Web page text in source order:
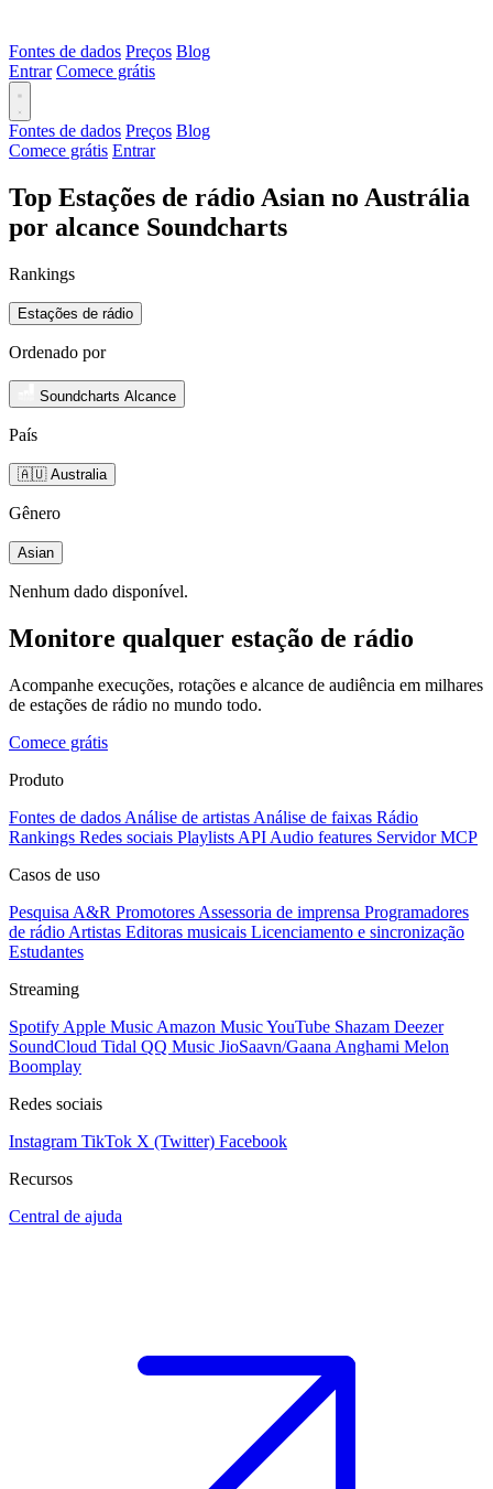
Fontes de dados Preços Blog
Entrar Comece grátis
Fontes de dados Preços Blog
Comece grátis Entrar
Top Estações de rádio Asian no Austrália
por alcance Soundcharts
Rankings
Estações de rádio
Ordenado por
Soundcharts Alcance
País
🇦🇺 Australia
Gênero
Asian
Nenhum dado disponível.
Monitore qualquer estação de rádio
Acompanhe execuções, rotações e alcance de audiência em milhares
de estações de rádio no mundo todo.
Comece grátis
Produto
Fontes de dados Análise de artistas Análise de faixas Rádio
Rankings Redes sociais Playlists API Audio features Servidor MCP
Casos de uso
Pesquisa A&R Promotores Assessoria de imprensa Programadores
de rádio Artistas Editoras musicais Licenciamento e sincronização
Estudantes
Streaming
Spotify Apple Music Amazon MusicYouTube Shazam Deezer
SoundCloud Tidal QQ Music JioSaavn/Gaana Anghami Melon
Boomplay
Redes sociais
Instagram TikTok X (Twitter) Facebook
Recursos
Central de ajuda